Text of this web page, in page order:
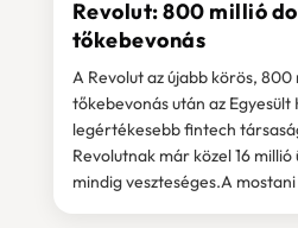
Revolut: 800 millió
tőkebevonás
A Revolut az újabb körös, 800
tőkebevonás után az Egyesült
legértékesebb fintech
Revolutnak már közel 16
mindig veszteséges.A